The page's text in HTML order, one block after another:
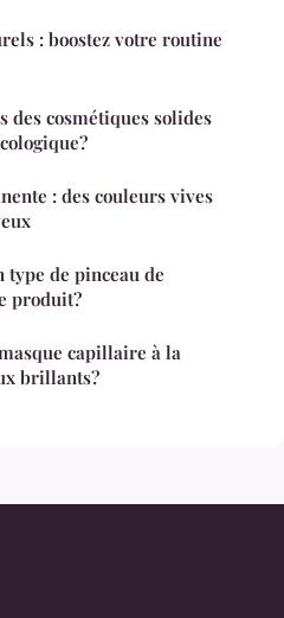
: boostez votre routine
des cosmétiques solides
: des couleurs vives
de pinceau de
produit?
capillaire à la
brillants?